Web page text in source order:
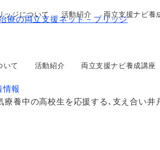
いて 活動紹介 両立支援ナビ養成講座
ッジについて 活動紹介 両立支援ナビ養
報
養中の高校生を応援する､支え合い井